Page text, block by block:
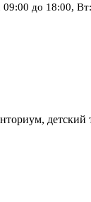
09:00 до 18:00,
детский